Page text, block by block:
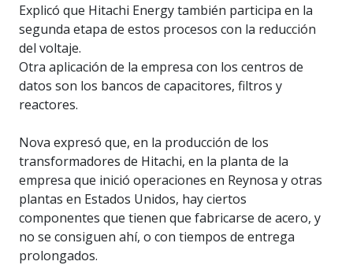
Explicó que Hitachi Energy también participa en la
segunda etapa de estos procesos con la reducción
del voltaje.
Otra aplicación de la empresa con los centros de
datos son los bancos de capacitores, filtros y
reactores.
Nova expresó que, en la producción de los
transformadores de Hitachi, en la planta de la
empresa que inició operaciones en Reynosa y otras
plantas en Estados Unidos, hay ciertos
componentes que tienen que fabricarse de acero, y
no se consiguen ahí, o con tiempos de entrega
prolongados.